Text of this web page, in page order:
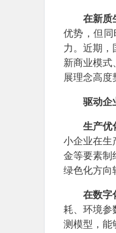
在新质
优势，但
力。近期，
新商业模式
展理念高度
驱动企
生产优
小企业在生
金等要素制
绿色化方向
在数字
耗、环境参
测模型，能